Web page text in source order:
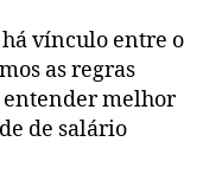
há vínculo entre o
as regras
entender melhor
de salário